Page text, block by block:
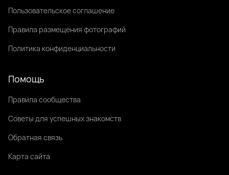
Пользовательское соглашение
Правила размещения фотографий
Политика конфиденциальности
Помощь
Правила сообщества
Советы для успешных знакомств
Обратная связь
Карта сайта